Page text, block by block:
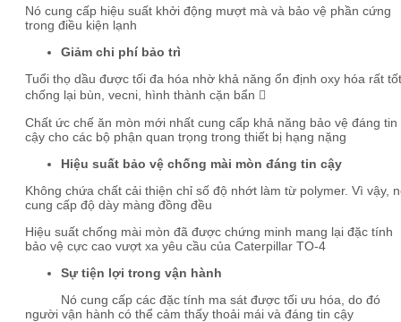
Nó cung cấp hiệu suất khởi động mượt mà và bảo vệ phần cứng
trong điều kiện lạnh
Giảm chi phí bảo trì
Tuổi thọ dầu được tối đa hóa nhờ khả năng ổn định oxy hóa rất
chống lại bùn, vecni, hình thành cặn bẩn 
Chất ức chế ăn mòn mới nhất cung cấp khả năng bảo vệ đáng tin
cậy cho các bộ phận quan trọng trong thiết bị hạng nặng
Hiệu suất bảo vệ chống mài mòn đáng tin cậy
Không chứa chất cải thiện chỉ số độ nhớt làm từ polymer. Vì vậy,
cung cấp độ dày màng đồng đều
Hiệu suất chống mài mòn đã được chứng minh mang lại đặc tính
bảo vệ cực cao vượt xa yêu cầu của Caterpillar TO-4
Sự tiện lợi trong vận hành
Nó cung cấp các đặc tính ma sát được tối ưu hóa, do đó
người vận hành có thể cảm thấy thoải mái và đáng tin cậy